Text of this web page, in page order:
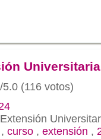
/5.0 (116 votos)
, curso , extensión ,